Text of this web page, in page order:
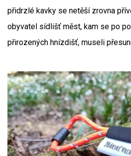
přidrzlé kavky se netěší zrovna
obyvatel sídlišť měst, kam se po
přirozených hnízdišť, museli